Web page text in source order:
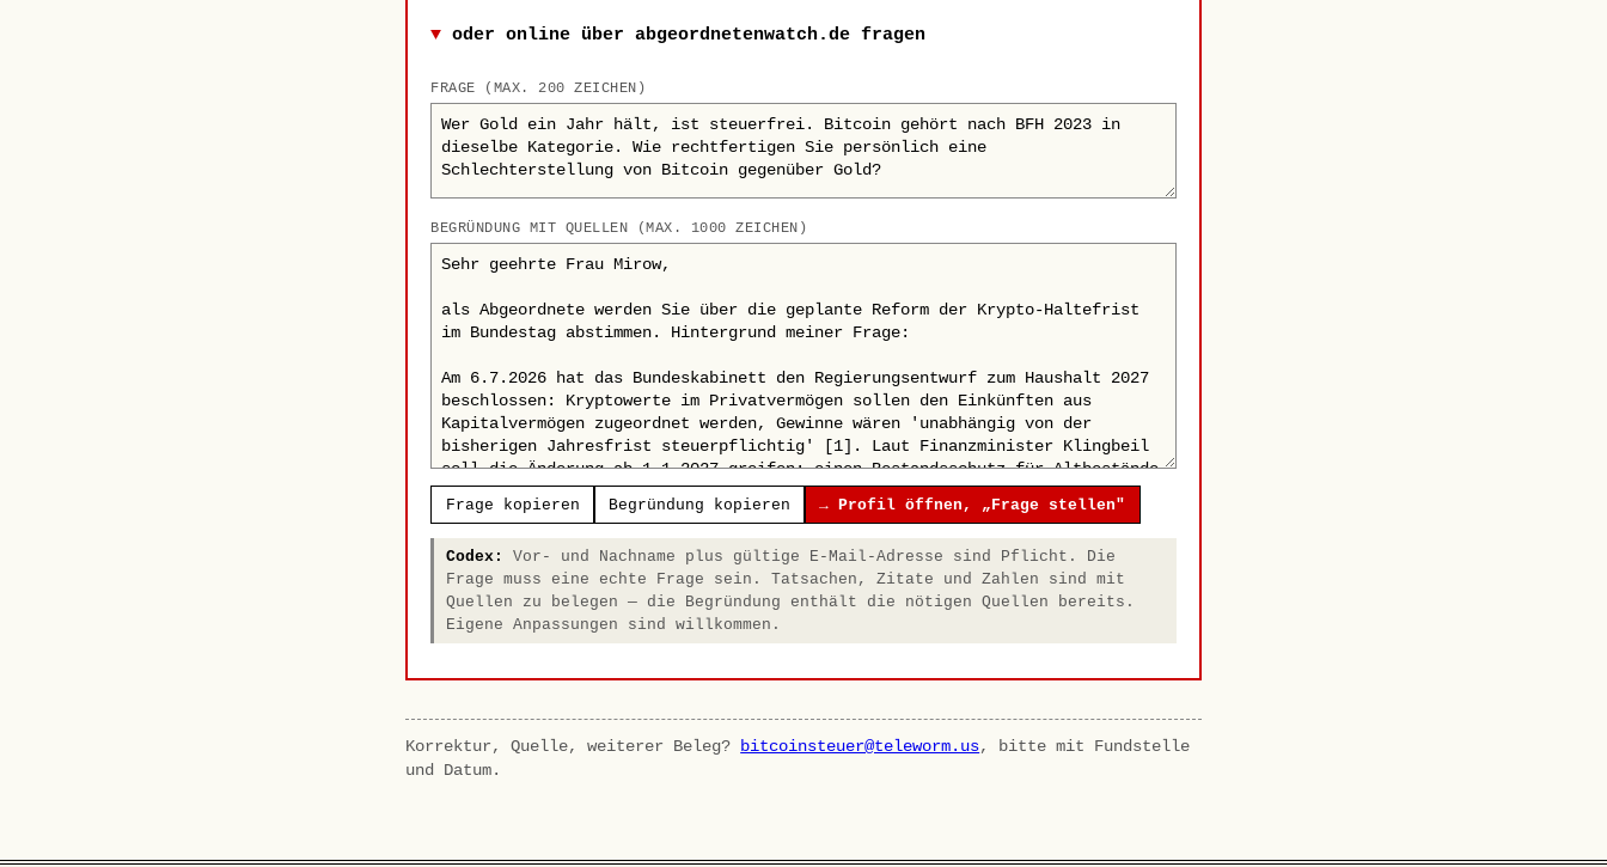
oder online über abgeordnetenwatch.de fragen
FRAGE (MAX. 200 ZEICHEN)
BEGRÜNDUNG MIT QUELLEN (MAX. 1000 ZEICHEN)
Frage kopieren Begründung kopieren → Profil öffnen, „Frage stellen"
Codex:
Vor- und Nachname plus gültige E-Mail-Adresse sind Pflicht. Die
Frage muss eine echte Frage sein. Tatsachen, Zitate und Zahlen sind mit
Quellen zu belegen — die Begründung enthält die nötigen Quellen bereits.
Eigene Anpassungen sind willkommen.
Korrektur, Quelle, weiterer Beleg? bitcoinsteuer@teleworm.us, bitte mit Fundstelle
und Datum.